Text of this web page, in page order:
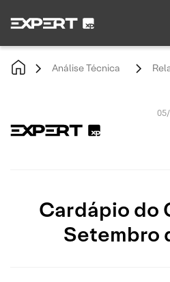
Análise Técnica
Cardápio do
Setembro